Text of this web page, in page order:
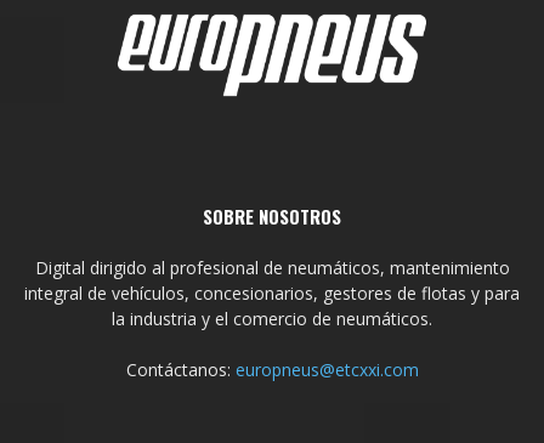
SOBRE NOSOTROS
Digital dirigido al profesional de neumáticos, mantenimiento
integral de vehículos, concesionarios, gestores de flotas y para
la industria y el comercio de neumáticos.
Contáctanos: europneus@etcxxi.com